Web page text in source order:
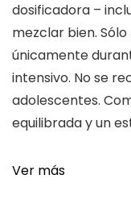
dosificadora –
mezclar bien.
únicamente
intensivo. No se
adolescentes.
equilibrada y un
Ver más